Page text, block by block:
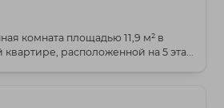
комната площадью 11,9 м² в
расположенной на 5 эта...